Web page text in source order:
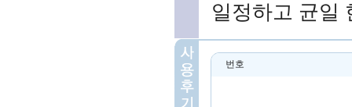
일정하고 균일
번호